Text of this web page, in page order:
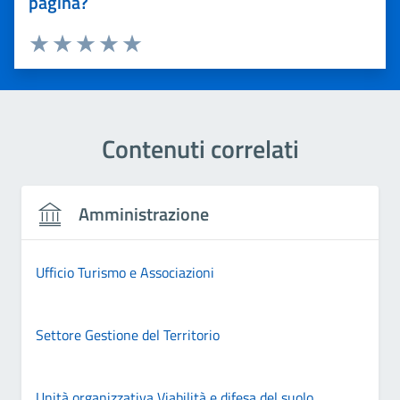
Valuta 5 stelle su 5
Valuta 4 stelle su 5
Valuta 3 stelle su 5
Valuta 2 stelle su 5
Valuta 1 stelle su 5
Contenuti correlati
Amministrazione
Ufficio Turismo e Associazioni
Settore Gestione del Territorio